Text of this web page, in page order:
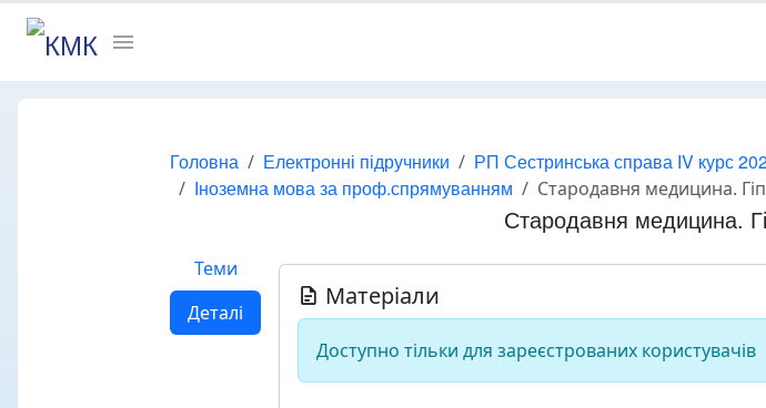
Головна Електронні підручники
РП Сестринська справа ІV курс
Іноземна мова за проф.спрямуванням
Стародавня медицина.
Стародавня медицина.
Теми
Деталі
Матеріали
Доступно тільки для зареєстрованих користувачів